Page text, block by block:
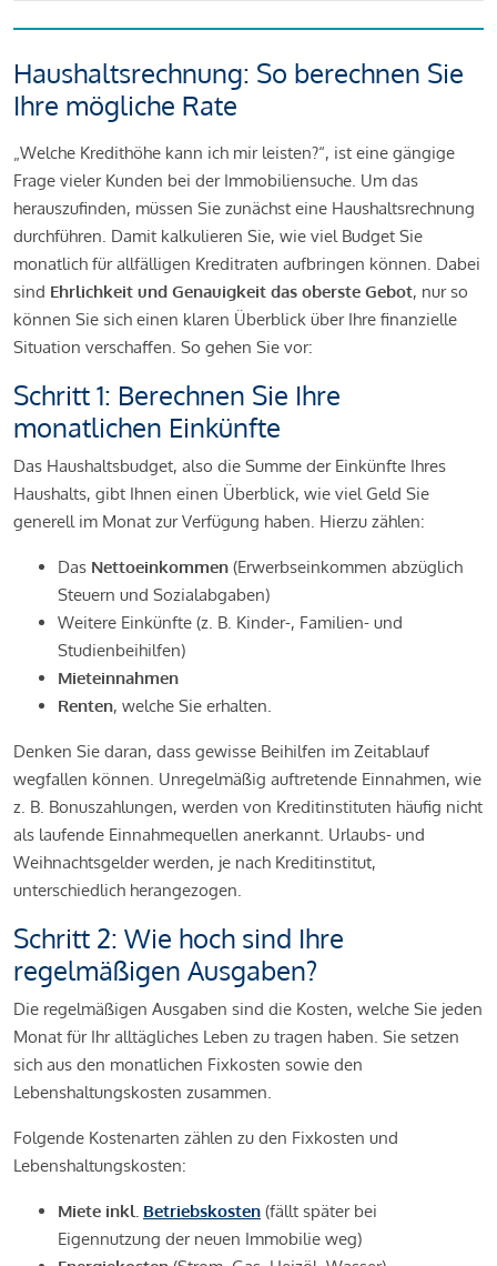
Haushaltsrechnung: So berechnen Sie
Ihre mögliche Rate
„Welche Kredithöhe kann ich mir leisten?“, ist eine gängige
Frage vieler Kunden bei der Immobiliensuche. Um das
herauszufinden, müssen Sie zunächst eine Haushaltsrechnung
durchführen. Damit kalkulieren Sie, wie viel Budget Sie
monatlich für allfälligen Kreditraten aufbringen können. Dabei
sind Ehrlichkeit und Genauigkeit das oberste Gebot, nur so
können Sie sich einen klaren Überblick über Ihre finanzielle
Situation verschaffen. So gehen Sie vor:
Schritt 1: Berechnen Sie Ihre
monatlichen Einkünfte
Das Haushaltsbudget, also die Summe der Einkünfte Ihres
Haushalts, gibt Ihnen einen Überblick, wie viel Geld Sie
generell im Monat zur Verfügung haben. Hierzu zählen:
Das Nettoeinkommen (Erwerbseinkommen abzüglich
Steuern und Sozialabgaben)
Weitere Einkünfte (z. B. Kinder-, Familien- und
Studienbeihilfen)
Mieteinnahmen
Renten, welche Sie erhalten.
Denken Sie daran, dass gewisse Beihilfen im Zeitablauf
wegfallen können. Unregelmäßig auftretende Einnahmen, wie
z. B. Bonuszahlungen, werden von Kreditinstituten häufig nicht
als laufende Einnahmequellen anerkannt. Urlaubs- und
Weihnachtsgelder werden, je nach Kreditinstitut,
unterschiedlich herangezogen.
Schritt 2: Wie hoch sind Ihre
regelmäßigen Ausgaben?
Die regelmäßigen Ausgaben sind die Kosten, welche Sie jeden
Monat für Ihr alltägliches Leben zu tragen haben. Sie setzen
sich aus den monatlichen Fixkosten sowie den
Lebenshaltungskosten zusammen.
Folgende Kostenarten zählen zu den Fixkosten und
Lebenshaltungskosten:
Miete inkl. Betriebskosten (fällt später bei
Eigennutzung der neuen Immobilie weg)